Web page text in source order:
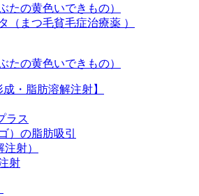
たの黄色いできもの）
（まつ毛貧毛症治療薬 ）
たの黄色いできもの）
・脂肪溶解注射】
ラス
）の脂肪吸引
射）
射